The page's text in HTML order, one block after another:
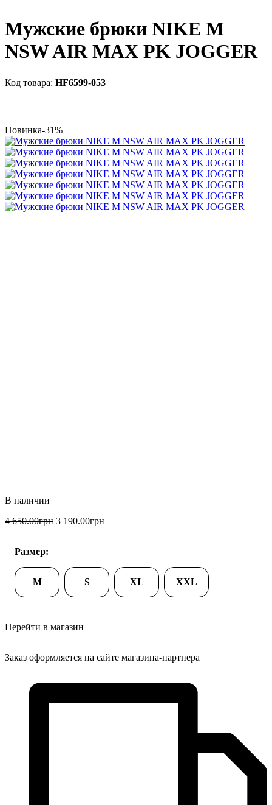
Мужские брюки NIKE M
NSW AIR MAX PK JOGGER
HF6599-053
Новинка-31%
4 650.00грн 3 190.00грн
Размер:
M S XL XXL
Перейти в магазин
Заказ оформляется на сайте магазина-партнера